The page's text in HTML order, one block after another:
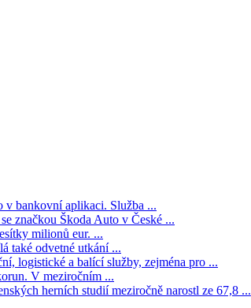
v bankovní aplikaci. Služba ...
značkou Škoda Auto v České ...
milionů eur. ...
také odvetné utkání ...
logistické a balící služby, zejména pro ...
V meziročním ...
herních studií meziročně narostl ze 67,8 ...